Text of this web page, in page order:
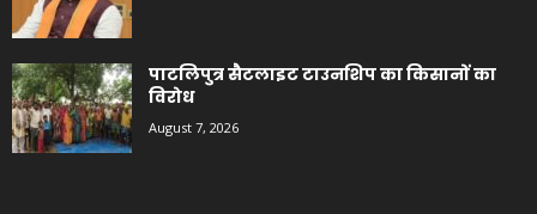
पाटलिपुत्र सैटलाइट टाउनशिप का किसानों का
विरोध
August 7, 2026